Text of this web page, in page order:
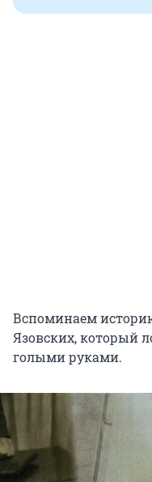
Вспоминаем
Язовских, который
голыми руками.